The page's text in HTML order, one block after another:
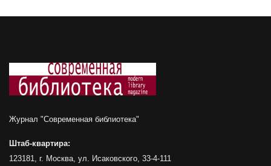
Журнал "Современная библиотека"
Штаб-квартира:
123181, г. Москва, ул. Исаковского, 33-4-111